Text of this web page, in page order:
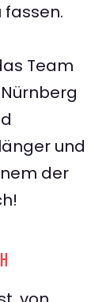
fassen.
Team
und
der